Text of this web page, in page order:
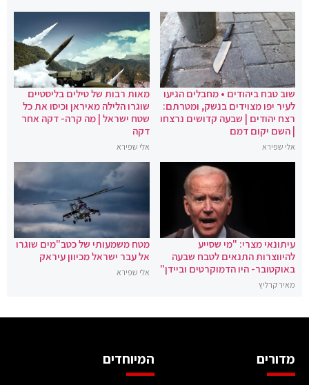
שוב טבח ביהודים • מחבלים הגיעו
לעיר יפו מצוידים בנשק, ומטרתם:
רצח יהודים | שבעה קדושים נרצחו
| השם יקום דמם
אלי שפירא
מאות רבות של טילים בליסטיים
שוגרו הלילה מאיראן וכיסו את כל
שטח ישראל | מה קרה- דקה אחר
דקה
אלי שפירא
עיתונאי מצרי: "מי שסייע
להיווצרות התנאים לטבח שבעה
באוקטובר- היו הדמוקרטים וביידן"
מאיר קרליץ
מטח משמעותי של כטב"מים שוגרו
אל עבר ישראל מכיוון עיראק
אלי שפירא
מדורים המיוחדים